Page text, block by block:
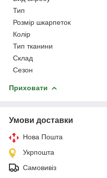
Тип
Розмір шкарпеток
Колір
Тип тканини
Склад
Сезон
Приховати
Умови доставки
Нова Пошта
Укрпошта
Самовивіз